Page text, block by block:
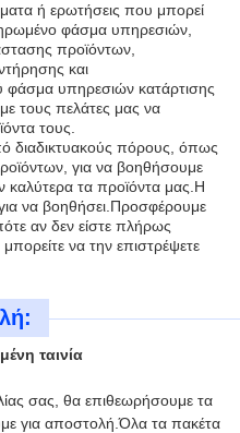
ή ερωτήσεις που μπορεί
φάσμα υπηρεσιών,
προϊόντων,
και
φάσμα υπηρεσιών κατάρτισης
τους πελάτες μας να
τους.
διαδικτυακούς πόρους, όπως
για να βοηθήσουμε
καλύτερα τα προϊόντα μας.Η
να βοηθήσει.Προσφέρουμε
αν δεν είστε πλήρως
να την επιστρέψετε
ταινία
σας, θα επιθεωρήσουμε τα
για αποστολή.Όλα τα πακέτα